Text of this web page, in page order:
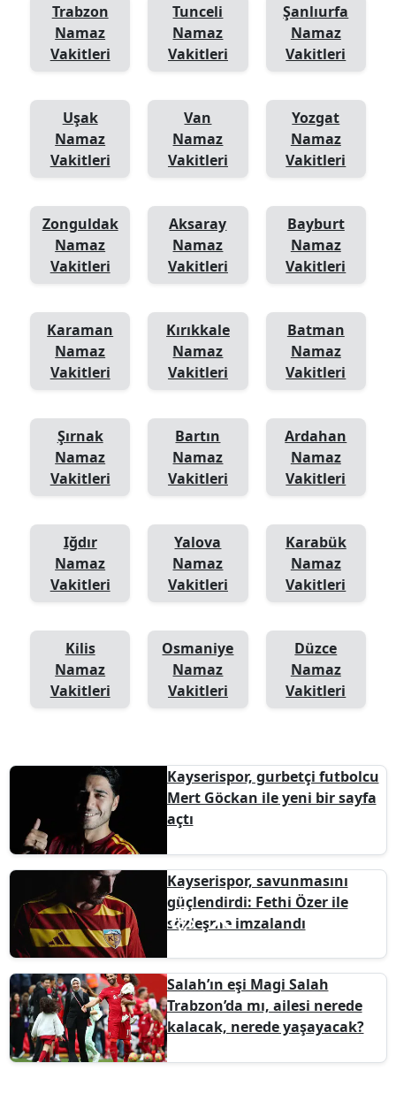
Trabzon
Namaz
Vakitleri
Tunceli
Namaz
Vakitleri
Şanlıurfa
Namaz
Vakitleri
Uşak
Namaz
Vakitleri
Van
Namaz
Vakitleri
Yozgat
Namaz
Vakitleri
Zonguldak
Namaz
Vakitleri
Aksaray
Namaz
Vakitleri
Bayburt
Namaz
Vakitleri
Karaman
Namaz
Vakitleri
Kırıkkale
Namaz
Vakitleri
Batman
Namaz
Vakitleri
Şırnak
Namaz
Vakitleri
Bartın
Namaz
Vakitleri
Ardahan
Namaz
Vakitleri
Iğdır
Namaz
Vakitleri
Yalova
Namaz
Vakitleri
Karabük
Namaz
Vakitleri
Kilis
Namaz
Vakitleri
Osmaniye
Namaz
Vakitleri
Düzce
Namaz
Vakitleri
Kayserispor, gurbetçi futbolcu
Mert Göckan ile yeni bir sayfa
açtı
Kayserispor, savunmasını
güçlendirdi: Fethi Özer ile
sözleşme imzalandı
Salah’ın eşi Magi Salah
Trabzon’da mı, ailesi nerede
kalacak, nerede yaşayacak?